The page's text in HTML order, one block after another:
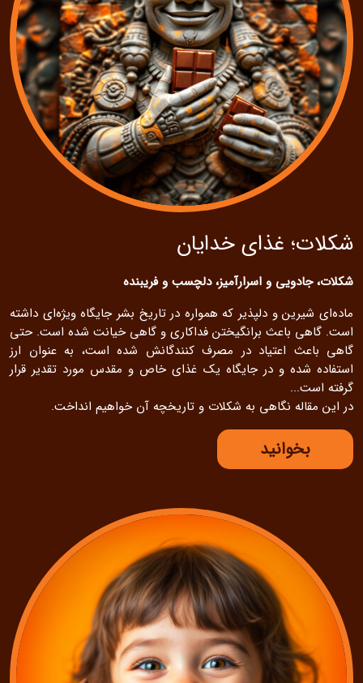
شکلات؛ غذای خدایان
شکلات، جادویی و اسرارآمیز، دلچسب و فریبنده
ماده‌ای شیرین و دلپذیر که همواره در تاریخ بشر جایگاه ویژه‌ای داشته
است. گاهی باعث برانگیختن فداکاری و گاهی خیانت شده است. حتی
گاهی باعث اعتیاد در مصرف کنندگانش شده است، به عنوان ارز
استفاده شده و در جایگاه یک غذای خاص و مقدس مورد تقدیر قرار
گرفته است...
در این مقاله نگاهی به شکلات و تاریخچه آن خواهیم انداخت.
بخوانید